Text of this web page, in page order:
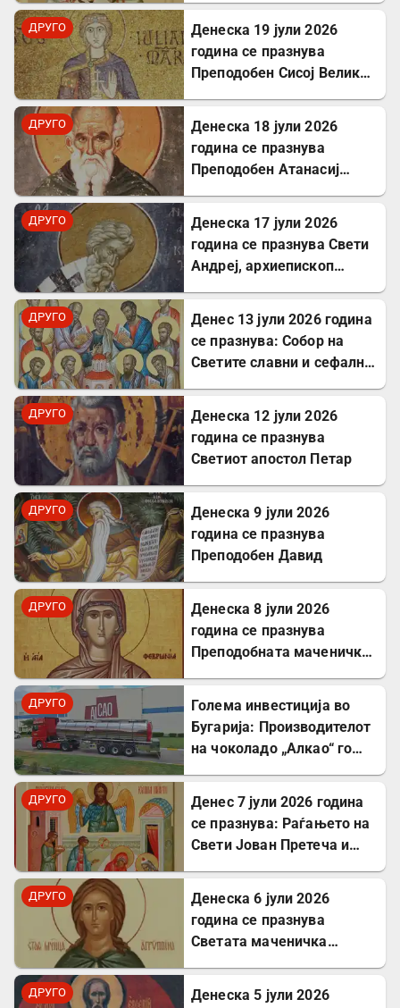
ДРУГО
Денеска 19 јули 2026
година се празнува
Преподобен Сисој Велики:
исцелуваше болни и
воскреснуваше мртви
ДРУГО
Денеска 18 јули 2026
година се празнува
Преподобен Атанасиј
ДРУГО
Денеска 17 јули 2026
година се празнува Свети
Андреј, архиепископ
ДРУГО
Денес 13 јули 2026 година
се празнува: Собор на
Светите славни и сефални
ДРУГО
Денеска 12 јули 2026
година се празнува
Светиот апостол Петар
ДРУГО
Денеска 9 јули 2026
година се празнува
Преподобен Давид
ДРУГО
Денеска 8 јули 2026
година се празнува
Преподобната маченичка
ДРУГО
Голема инвестиција во
Бугарија: Производителот
на чоколадо „Алкао“ го
капацитет во Првомај
ДРУГО
Денес 7 јули 2026 година
се празнува: Раѓањето на
Свети Јован Претеча и
ДРУГО
Денеска 6 јули 2026
година се празнува
Светата маченичка
ДРУГО Денеска 5 јули 2026